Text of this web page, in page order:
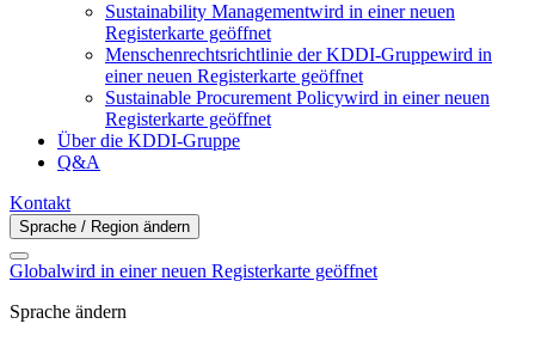
Sustainability Managementwird in einer neuen
Registerkarte geöffnet
Menschenrechtsrichtlinie der KDDI-Gruppewird in
einer neuen Registerkarte geöffnet
Sustainable Procurement Policywird in einer neuen
Registerkarte geöffnet
Über die KDDI-Gruppe
Q&A
Kontakt
Sprache / Region ändern
Globalwird in einer neuen Registerkarte geöffnet
Sprache ändern